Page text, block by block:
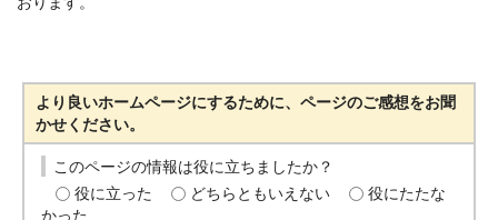
より良いホームページにするために、ページのご感想をお聞
かせください。
このページの情報は役に立ちましたか？
役に立った
どちらともいえない
役にたたな
かった